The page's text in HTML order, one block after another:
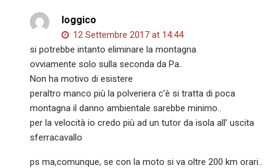
loggico
12 Settembre 2017 at 14:44
si potrebbe intanto eliminare la montagna
ovviamente solo sulla seconda da Pa..
Non ha motivo di esistere
peraltro manco più la polveriera c’è si tratta di poca
montagna il danno ambientale sarebbe minimo..
per la velocità io credo più ad un tutor da isola all’ uscita
sferracavallo
ps ma,comunque, se con la moto si va oltre 200 km orari..